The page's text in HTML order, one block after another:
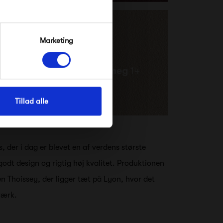
Marketing
Tillad alle
der i dag er blevet en af verdens største
design og rigtig høj kvalitet. Produktionen
Thoissey, der ligger tæt på Lyon, hvor det